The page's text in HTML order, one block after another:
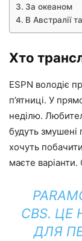
За океаном
В Австралії
Хто
ESPN володіє
п’ятниці. У
неділю.
будуть
хочуть
маєте
CBS.
ДЛЯ